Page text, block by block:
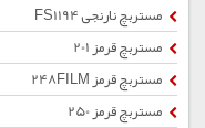
مستربچ نارنجی FS1194
مستربچ قرمز 201
مستربچ قرمز 248FILM
مستربچ قرمز 250